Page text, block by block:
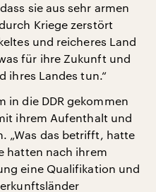
sie aus sehr armen
Kriege zerstört
und reicheres Land
für ihre Zukunft und
ihres Landes tun.“
in die DDR gekommen
ihrem Aufenthalt und
„Was das betrifft, hatte
hatten nach ihrem
eine Qualifikation und